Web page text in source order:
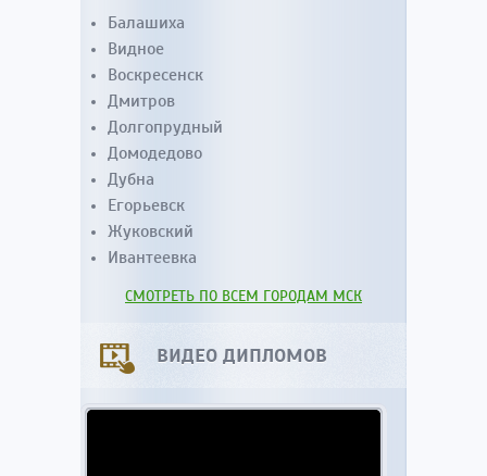
Балашиха
Видное
Воскресенск
Дмитров
Долгопрудный
Домодедово
Дубна
Егорьевск
Жуковский
Ивантеевка
СМОТРЕТЬ ПО ВСЕМ ГОРОДАМ МСК
ВИДЕО ДИПЛОМОВ